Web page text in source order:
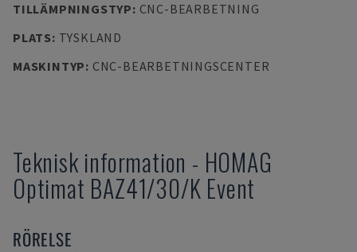
TILLÄMPNINGSTYP: CNC-BEARBETNING
PLATS: TYSKLAND
MASKINTYP: CNC-BEARBETNINGSCENTER
Teknisk information - HOMAG
Optimat BAZ41/30/K Event
RÖRELSE